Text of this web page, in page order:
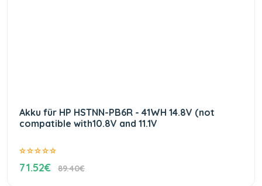
Akku für HP HSTNN-PB6R - 41WH 14.8V (not
compatible with10.8V and 11.1V
71.52€ 89.40€